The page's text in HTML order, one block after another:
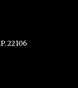
22106